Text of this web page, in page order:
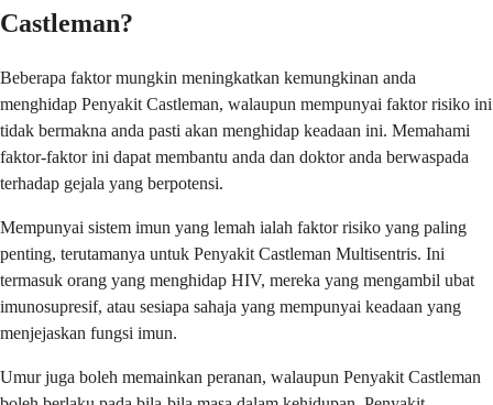
Castleman?
Beberapa faktor mungkin meningkatkan kemungkinan anda
menghidap Penyakit Castleman, walaupun mempunyai faktor risiko ini
tidak bermakna anda pasti akan menghidap keadaan ini. Memahami
faktor-faktor ini dapat membantu anda dan doktor anda berwaspada
terhadap gejala yang berpotensi.
Mempunyai sistem imun yang lemah ialah faktor risiko yang paling
penting, terutamanya untuk Penyakit Castleman Multisentris. Ini
termasuk orang yang menghidap HIV, mereka yang mengambil ubat
imunosupresif, atau sesiapa sahaja yang mempunyai keadaan yang
menjejaskan fungsi imun.
Umur juga boleh memainkan peranan, walaupun Penyakit Castleman